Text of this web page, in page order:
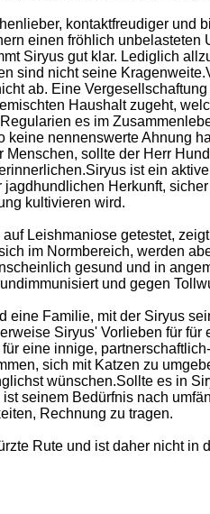
kontaktfreudiger und
einen fröhlich unbelasteten
Siryus gut klar. Lediglich
sind nicht seine
ab. Eine
Haushalt zugeht,
es im
keine nennenswerte Ahnung
Menschen, sollte der Herr
ist ein
jagdhundlichen Herkunft,
kultivieren wird.
Leishmaniose getestet,
im Normbereich, werden
gesund und in
und gegen
eine Familie, mit der Siryus
Siryus' Vorlieben für
eine innige,
sich mit Katzen zu
wünschen.Sollte es in
seinem Bedürfnis nach
Rechnung zu tragen.
Rute und ist daher nicht in